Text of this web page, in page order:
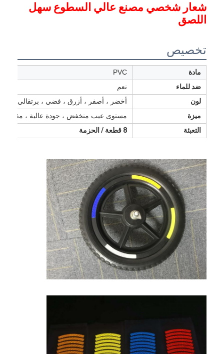
شعار شخصي مصنع عالي السطوع سهل
اللصق
تخصيص
مادة
PVC
ضد للماء
نعم
لون
أخضر ، أصفر ، أزرق ، فضي ، برتقالي ،
ميزة
مستوى عيب منخفض ، جودة عالية ، مقاوم
التعبئة
8 قطعة / الحزمة